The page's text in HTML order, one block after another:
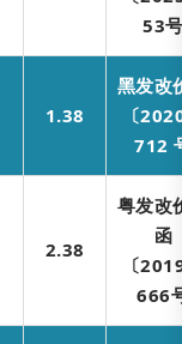
53
1.38
黑发改
〔
712
2.38
粤发改
函
〔
666